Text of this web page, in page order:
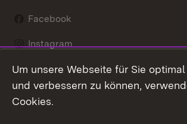
Facebook
Instagram
LinkedIn
Um unsere Webseite für Sie
und verbessern zu können,
Cookies.